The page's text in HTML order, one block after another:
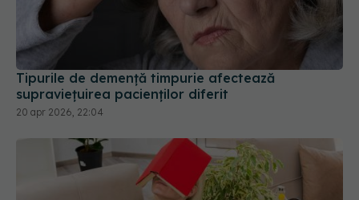
Tipurile de demență timpurie afectează
supraviețuirea pacienților diferit
20 apr 2026, 22:04